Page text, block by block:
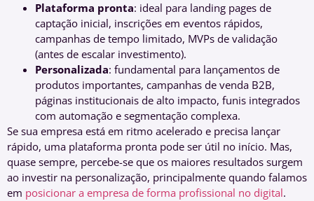
Plataforma pronta: ideal para landing pages de
captação inicial, inscrições em eventos rápidos,
campanhas de tempo limitado, MVPs de validação
(antes de escalar investimento).
Personalizada: fundamental para lançamentos de
produtos importantes, campanhas de venda B2B,
páginas institucionais de alto impacto, funis integrados
com automação e segmentação complexa.
Se sua empresa está em ritmo acelerado e precisa lançar
rápido, uma plataforma pronta pode ser útil no início. Mas,
quase sempre, percebe-se que os maiores resultados surgem
ao investir na personalização, principalmente quando falamos
em posicionar a empresa de forma profissional no digital.